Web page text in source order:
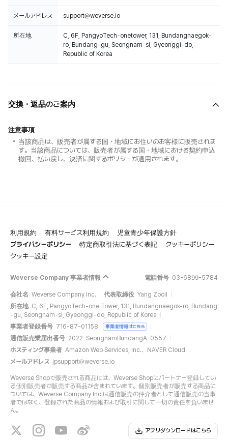
メールアドレス support@weverse.io
所在地
C, 6F, PangyoTech-onetower, 131, Bundangnaegok-
ro, Bundang-gu, Seongnam-si, Gyeonggi-do,
Republic of Korea
交換・返品のご案内
注意事項
当該商品は、販売者が属する国・地域にお住いのお客様に販売されま
す。当該商品については、販売者が属する国・地域における契約申込
撤回、払い戻し、決済に関するポリシーが適用されます。
利用規約 有料サービス利用規約
児童青少年保護方針
プライバシーポリシー
特定商取引法に基づく表記
クッキーポリシー
クッキー設定
Weverse Company 事業者情報 電話番号 03-6899-5784
会社名 Weverse Company Inc. 代表取締役 Yang Zooil
所在地 C, 6F, PangyoTech-one Tower, 131, Bundangnaegok-ro, Bundang
-gu, Seongnam-si, Gyeonggi-do, Republic of Korea
事業者登録番号 716-87-01158 事業者情報はこちら
通信販売業届出番号 2022-SeongnamBundangA-0557
ホスティング事業者 Amazon Web Services, Inc.、NAVER Cloud
メールアドレス jpsupport@weverse.io
Weverse Shopで販売される商品には、Weverse Shopにパートナー登録してい
る個別販売者が販売する商品が含まれています。個別販売者が販売する商品に
ついては、Weverse Company Inc.は通信販売の仲介者として通信販売の当事
者ではなく、登録された商品の情報および取引に関して一切の責任を負いませ
ん。
アプリダウンロードはこちら